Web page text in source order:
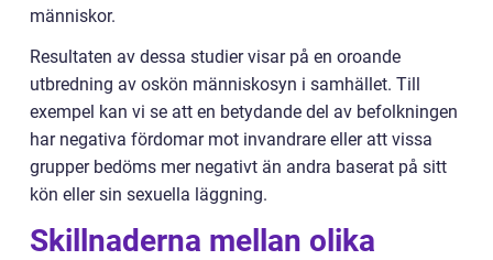
människor.
Resultaten av dessa studier visar på en oroande
utbredning av oskön människosyn i samhället. Till
exempel kan vi se att en betydande del av befolkningen
har negativa fördomar mot invandrare eller att vissa
grupper bedöms mer negativt än andra baserat på sitt
kön eller sin sexuella läggning.
Skillnaderna mellan olika